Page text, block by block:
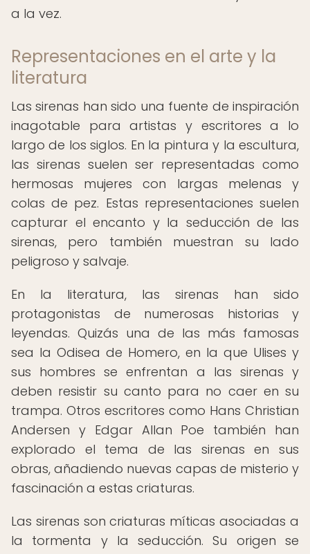
a la vez.
Representaciones en el arte y la
literatura
Las sirenas han sido una fuente de inspiración
inagotable para artistas y escritores a lo
largo de los siglos. En la pintura y la escultura,
las sirenas suelen ser representadas como
hermosas mujeres con largas melenas y
colas de pez. Estas representaciones suelen
capturar el encanto y la seducción de las
sirenas, pero también muestran su lado
peligroso y salvaje.
En la literatura, las sirenas han sido
protagonistas de numerosas historias y
leyendas. Quizás una de las más famosas
sea la Odisea de Homero, en la que Ulises y
sus hombres se enfrentan a las sirenas y
deben resistir su canto para no caer en su
trampa. Otros escritores como Hans Christian
Andersen y Edgar Allan Poe también han
explorado el tema de las sirenas en sus
obras, añadiendo nuevas capas de misterio y
fascinación a estas criaturas.
Las sirenas son criaturas míticas asociadas a
la tormenta y la seducción. Su origen se